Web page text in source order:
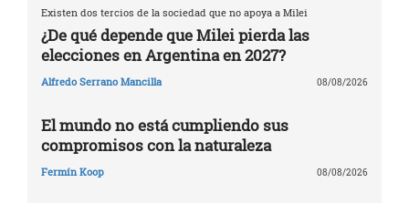
Existen dos tercios de la sociedad que no apoya a Milei
¿De qué depende que Milei pierda las
elecciones en Argentina en 2027?
Alfredo Serrano Mancilla 08/08/2026
El mundo no está cumpliendo sus
compromisos con la naturaleza
Fermín Koop 08/08/2026